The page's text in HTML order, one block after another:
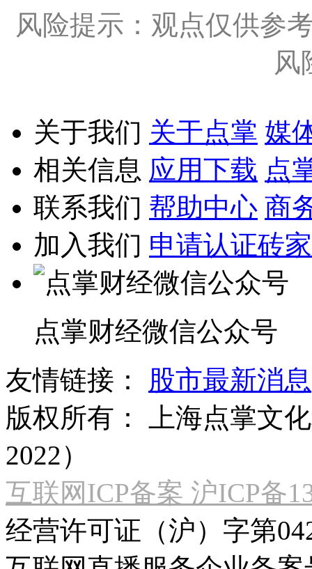
风险提示：观点仅供参
风
关于我们 关于点掌 媒
相关信息 应用下载 点
联系我们 帮助中心 商
加入我们 申请认证砖家
点掌财经微信公众号
友情链接：
股市最新消息
版权所有：
上海点掌文
2022）
互联网ICP备案 沪ICP备
经营许可证（沪）字第